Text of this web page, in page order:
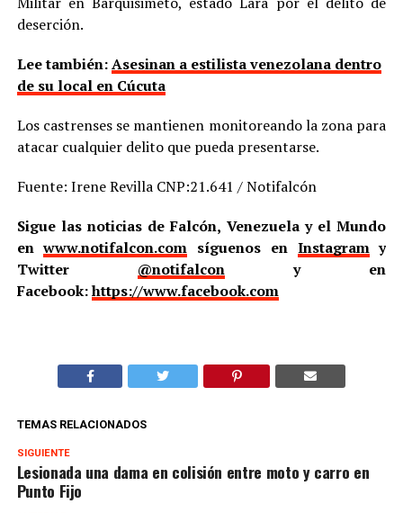
deserción.
Lee también:Asesinan a estilista venezolana dentro
de su local en Cúcuta
Los castrenses se mantienen monitoreando la zona para
atacar cualquier delito que pueda presentarse.
Fuente: Irene Revilla CNP:21.641 / Notifalcón
Sigue las noticias de Falcón, Venezuela y el Mundo
enwww.notifalcon.com síguenos en Instagramy
Twitter @notifalcony en
Facebook:https://www.facebook.com
TEMAS RELACIONADOS
SIGUIENTE
Lesionada una dama en colisión entre moto y carro en
Punto Fijo